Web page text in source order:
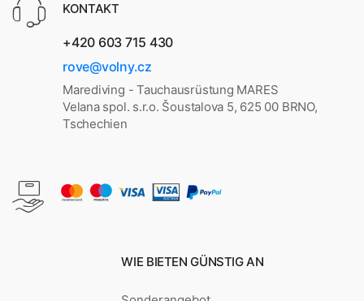
KONTAKT
+420 603 715 430
rove@volny.cz
Marediving - Tauchausrüstung MARES
Velana spol. s.r.o. Šoustalova 5, 625 00 BRNO,
Tschechien
WIE BIETEN GÜNSTIG AN